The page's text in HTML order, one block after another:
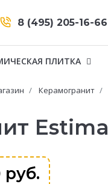
8 (495) 205-16-66
ПЛИТКА
Керамогранит
руб.